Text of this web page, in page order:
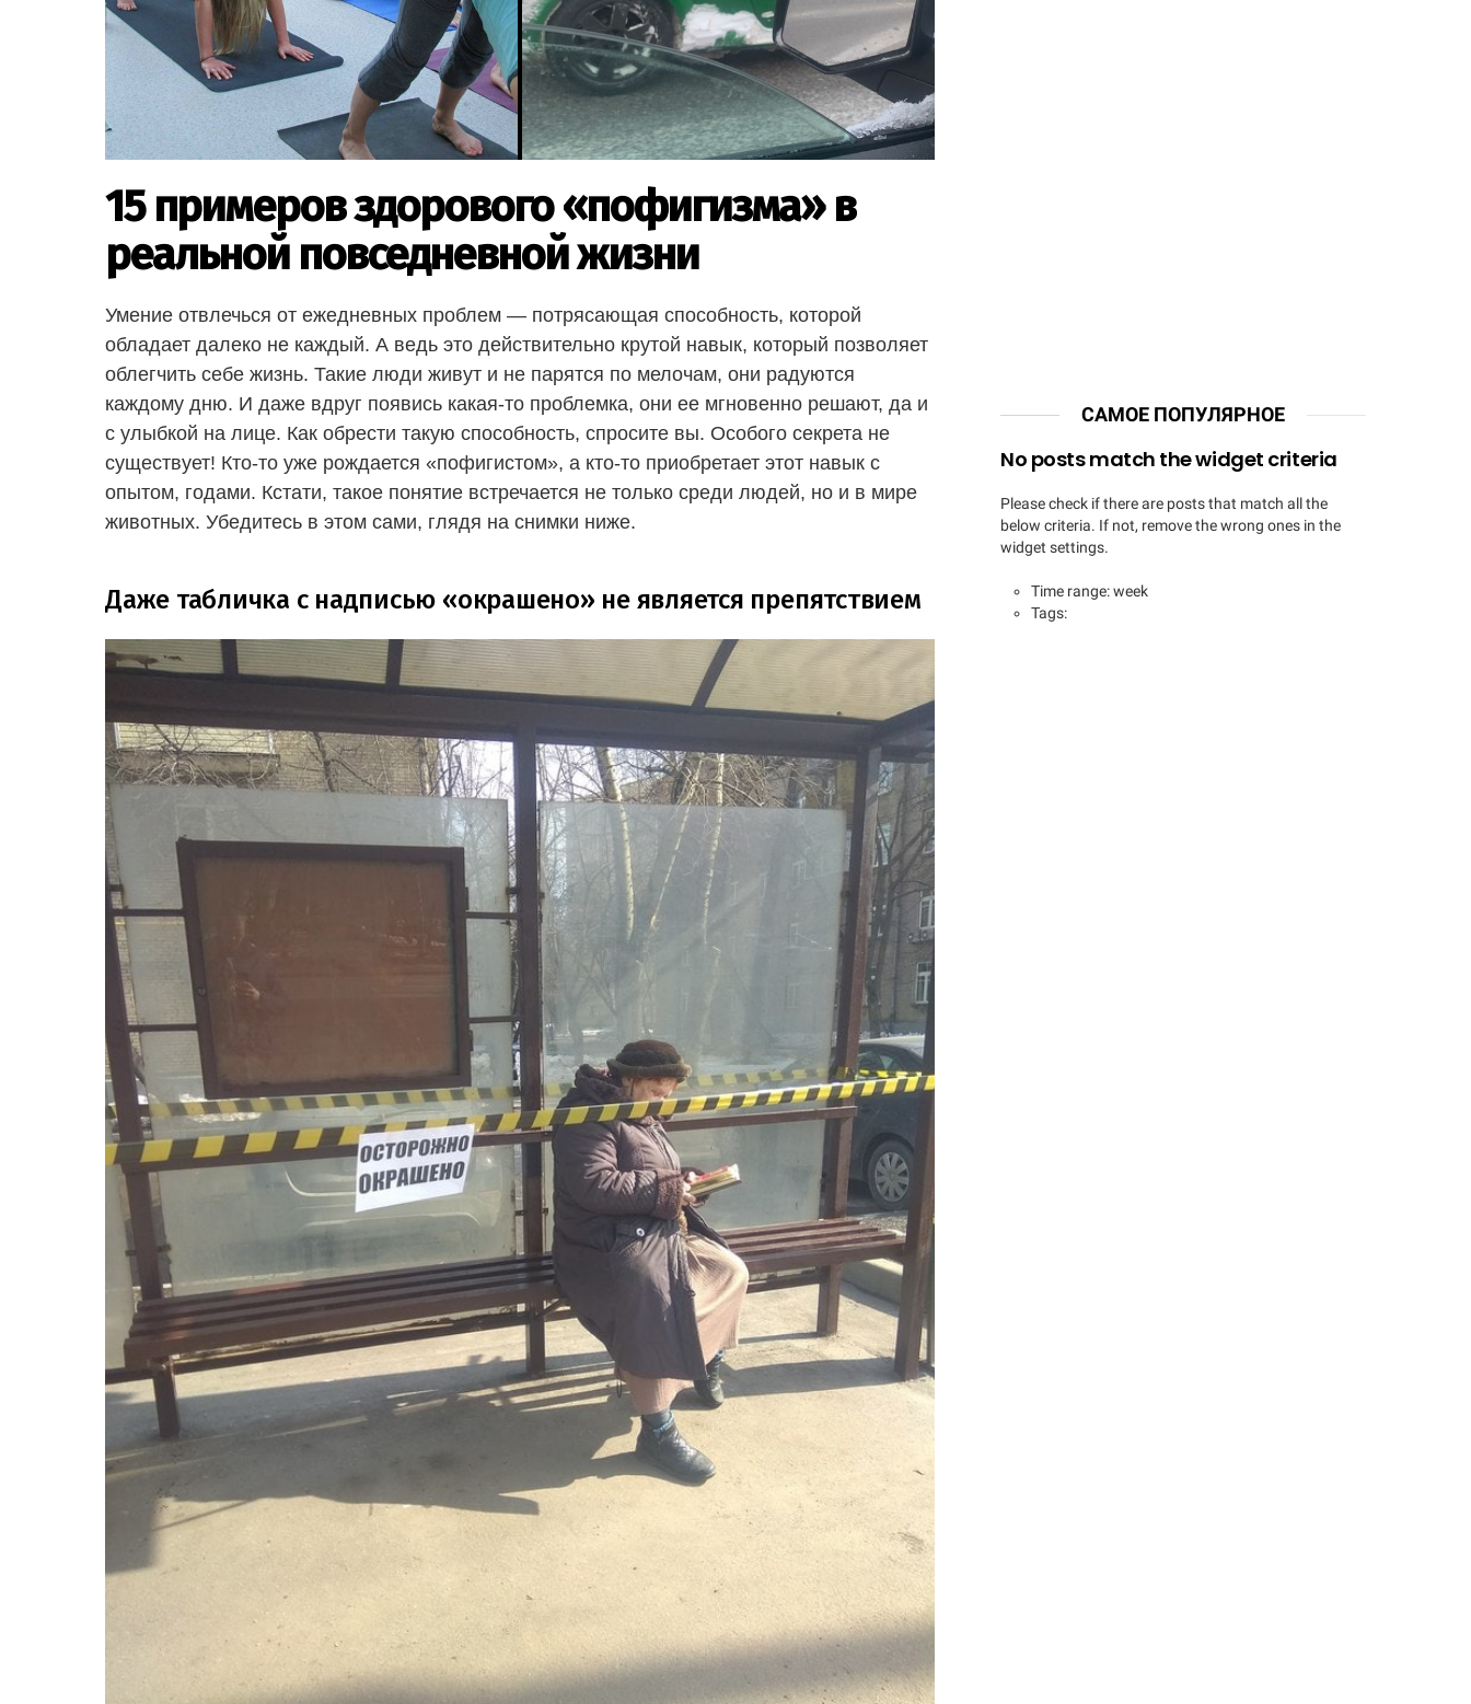
15 примеров здорового «пофигизма» в
реальной повседневной жизни
Умение отвлечься от ежедневных проблем — потрясающая способность, которой
обладает далеко не каждый. А ведь это действительно крутой навык, который позволяет
облегчить себе жизнь. Такие люди живут и не парятся по мелочам, они радуются
каждому дню. И даже вдруг появись какая-то проблемка, они ее мгновенно решают, да и
с улыбкой на лице. Как обрести такую способность, спросите вы. Особого секрета не
существует! Кто-то уже рождается «пофигистом», а кто-то приобретает этот навык с
опытом, годами. Кстати, такое понятие встречается не только среди людей, но и в мире
животных. Убедитесь в этом сами, глядя на снимки ниже.
Даже табличка с надписью «окрашено» не является препятствием
САМОЕ ПОПУЛЯРНОЕ
No posts match the widget criteria
Please check if there are posts that match all the
below criteria. If not, remove the wrong ones in the
widget settings.
Time range: week
Tags: